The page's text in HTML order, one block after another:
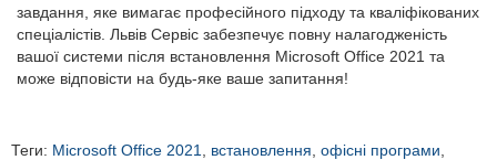
завдання, яке вимагає професійного підходу та кваліфікованих
спеціалістів. Львів Сервіс забезпечує повну налагодженість
вашої системи після встановлення Microsoft Office 2021 та
може відповісти на будь-яке ваше запитання!
Теги: Microsoft Office 2021 встановлення офісні програми